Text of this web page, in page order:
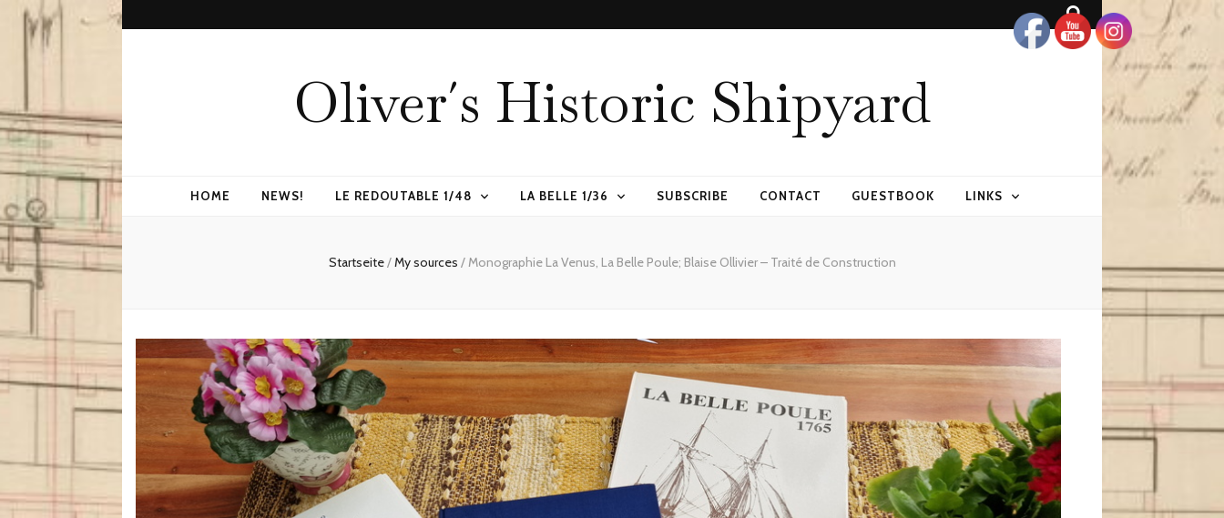
Oliver´s Historic Shipyard
HOME NEWS! LE REDOUTABLE 1/48 LA BELLE 1/36 SUBSCRIBE CONTACT GUESTBOOK LINKS
Startseite/My sources /Monographie La Venus, La Belle Poule; Blaise Ollivier – Traité de Construction